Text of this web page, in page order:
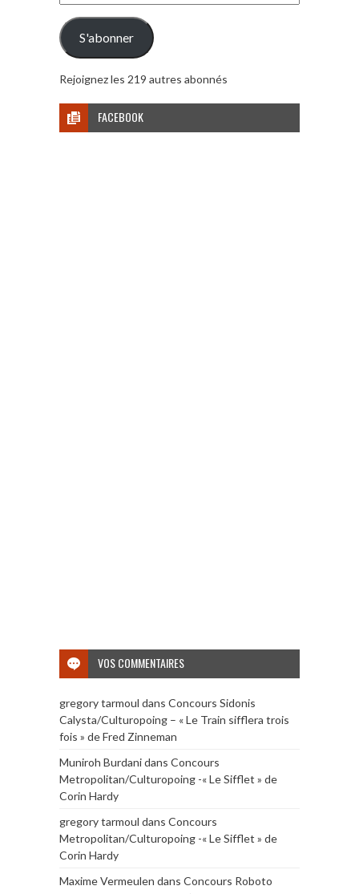
e-
mail
S'abonner
Rejoignez les 219 autres abonnés
FACEBOOK
VOS COMMENTAIRES
gregory tarmoul dans Concours Sidonis
Calysta/Culturopoing – « Le Train sifflera trois
fois » de Fred Zinneman
Muniroh Burdanidans Concours
Metropolitan/Culturopoing -« Le Sifflet » de
Corin Hardy
gregory tarmoul dans Concours
Metropolitan/Culturopoing -« Le Sifflet » de
Corin Hardy
Maxime Vermeulen dans Concours Roboto